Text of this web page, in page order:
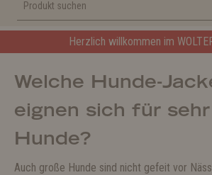
Herzlich willkommen im
Welche Hunde-
eignen sich für
Hunde?
Auch große Hunde sind nicht gefeit vor